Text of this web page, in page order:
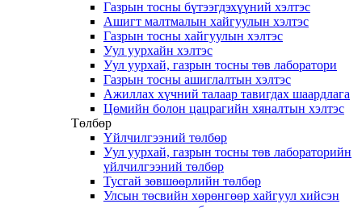
Газрын тосны бүтээгдэхүүний хэлтэс
Ашигт малтмалын хайгуулын хэлтэс
Газрын тосны хайгуулын хэлтэс
Уул уурхайн хэлтэс
Уул уурхай, газрын тосны төв лаборатори
Газрын тосны ашиглалтын хэлтэс
Ажиллах хүчний талаар тавигдах шаардлага
Цөмийн болон цацрагийн хяналтын хэлтэс
Төлбөр
Үйлчилгээний төлбөр
Уул уурхай, газрын тосны төв лабораторийн
үйлчилгээний төлбөр
Тусгай зөвшөөрлийн төлбөр
Улсын төсвийн хөрөнгөөр хайгуул хийсэн